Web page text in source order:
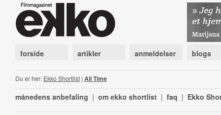
forside artikler anmeldelser blogs
Du er her: Ekko Shortlist| All Time
månedens anbefaling | om ekko shortlist | faq | Ekko